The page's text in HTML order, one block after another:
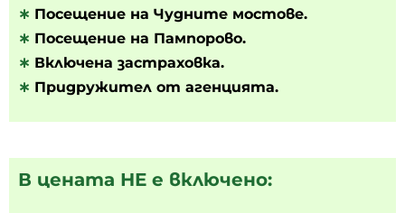
∗ Посещение на Чудните мостове.
∗ Посещение на Пампорово.
∗ Включена застраховка.
∗ Придружител от агенцията.
В цената НЕ е включено: